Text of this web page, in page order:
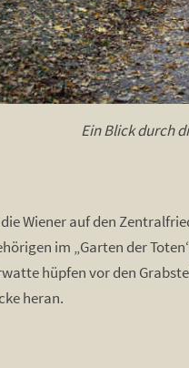
Ein Blick durch
Wiener auf den
im „Garten der
hüpfen vor den
heran.